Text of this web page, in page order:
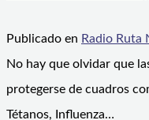
Publicado en Radio Ruta
No hay que olvidar que
protegerse de cuadros
Tétanos, Influenza…